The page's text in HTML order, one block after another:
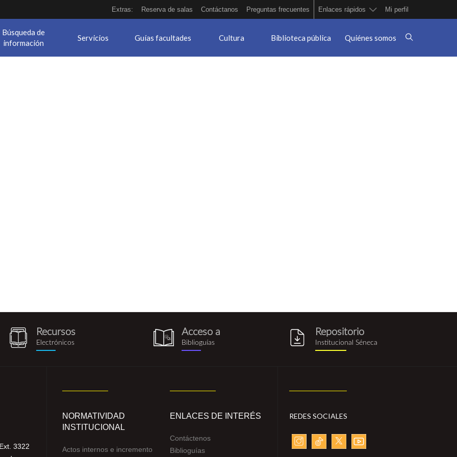
Extras: Reserva de salas Contáctanos Preguntas frecuentes Enlaces rápidos Mi perfil
Búsqueda de
información
Servicios Guías facultades Cultura Biblioteca pública Quiénes somos
recursos_electronicos.png
Recursos
Electrónicos biblioguia.png
Acceso a
Biblioguías
Repositorio
Institucional Séneca
3322
NORMATIVIDAD
INSTITUCIONAL
Actos internos e incremento
ENLACES DE INTERÉS
Contáctenos
Biblioguías
REDES SOCIALES